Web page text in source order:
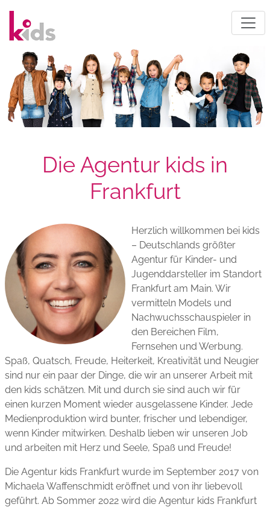
Die Agentur kids in
Frankfurt
Herzlich willkommen bei kids
– Deutschlands größter
Agentur für Kinder- und
Jugenddarsteller im Standort
Frankfurt am Main. Wir
vermitteln Models und
Nachwuchs­schauspieler in
den Bereichen Film,
Fernsehen und Werbung.
Spaß, Quatsch, Freude, Heiterkeit, Kreativität und Neugier
sind nur ein paar der Dinge, die wir an unserer Arbeit mit
den kids schätzen. Mit und durch sie sind auch wir für
einen kurzen Moment wieder ausgelassene Kinder. Jede
Medien­produktion wird bunter, frischer und lebendiger,
wenn Kinder mitwirken. Deshalb lieben wir unseren Job
und arbeiten mit Herz und Seele, Spaß und Freude!
Die Agentur kids Frankfurt wurde im September 2017 von
Michaela Waffenschmidt eröffnet und von ihr liebevoll
geführt. Ab Sommer 2022 wird die Agentur kids Frankfurt